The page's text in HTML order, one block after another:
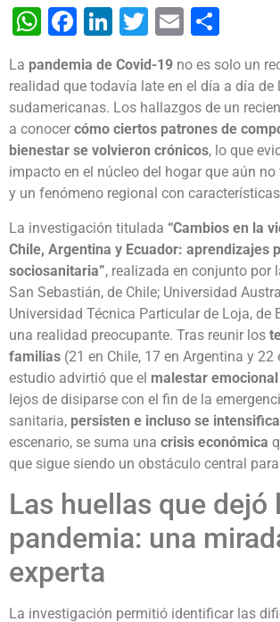
WhatsApp
Facebook
LinkedIn
TwitterEmail
La pandemia de Covid-19 no es solo un
realidad que todavía late en el día a día
sudamericanas. Los hallazgos de un
a conocer cómo ciertos patrones de
bienestar se volvieron crónicos, lo que
impacto en el núcleo del hogar que aún
y un fenómeno regional con
La investigación titulada “Cambios en la
Chile, Argentina y Ecuador: aprendizajes
sociosanitaria”, realizada en conjunto por
San Sebastián, de Chile; Universidad
Universidad Técnica Particular de Loja, de
una realidad preocupante. Tras reunir los
familias (21 en Chile, 17 en Argentina y 22
estudio advirtió que el malestar
lejos de disiparse con el fin de la
sanitaria, persisten e incluso se
escenario, se suma una crisis económica
que sigue siendo un obstáculo central
Las huellas que dejó
pandemia: una
experta
La investigación permitió identificar las